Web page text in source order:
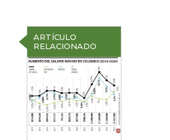
ARTÍCULO
RELACIONADO